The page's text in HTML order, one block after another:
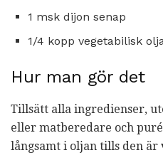
1 msk dijon senap
1/4 kopp vegetabilisk
Hur man gör det
Tillsätt alla ingredienser,
eller matberedare och
långsamt i oljan tills den är